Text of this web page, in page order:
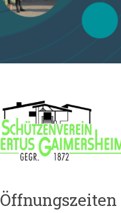
Öffnungszeiten